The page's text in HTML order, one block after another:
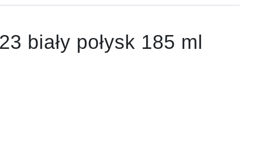
biały połysk 185 ml